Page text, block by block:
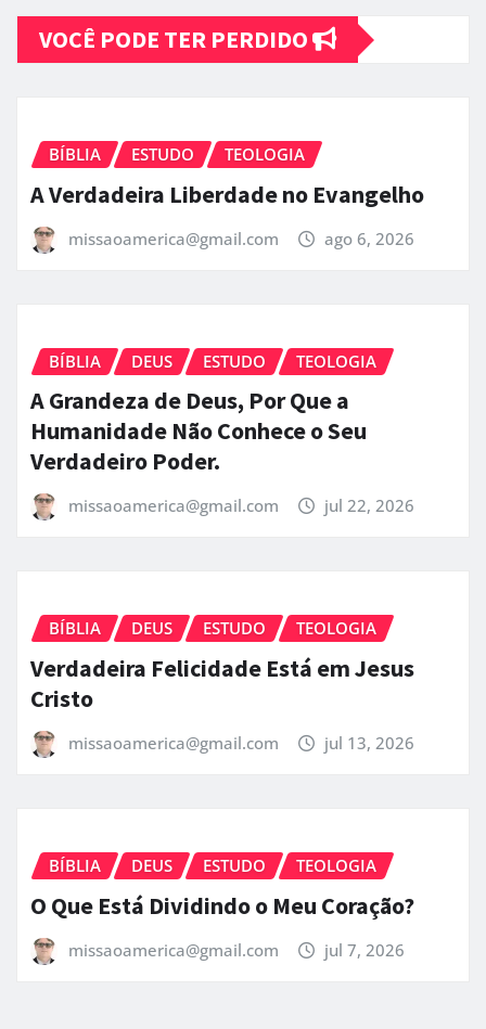
VOCÊ PODE TER PERDIDO
BÍBLIA ESTUDO TEOLOGIA
A Verdadeira Liberdade no Evangelho
missaoamerica@gmail.com ago 6, 2026
BÍBLIA DEUS ESTUDO TEOLOGIA
A Grandeza de Deus, Por Que a
Humanidade Não Conhece o Seu
Verdadeiro Poder.
missaoamerica@gmail.com jul 22, 2026
BÍBLIA DEUS ESTUDO TEOLOGIA
Verdadeira Felicidade Está em Jesus
Cristo
missaoamerica@gmail.com jul 13, 2026
BÍBLIA DEUS ESTUDO TEOLOGIA
O Que Está Dividindo o Meu Coração?
missaoamerica@gmail.com jul 7, 2026